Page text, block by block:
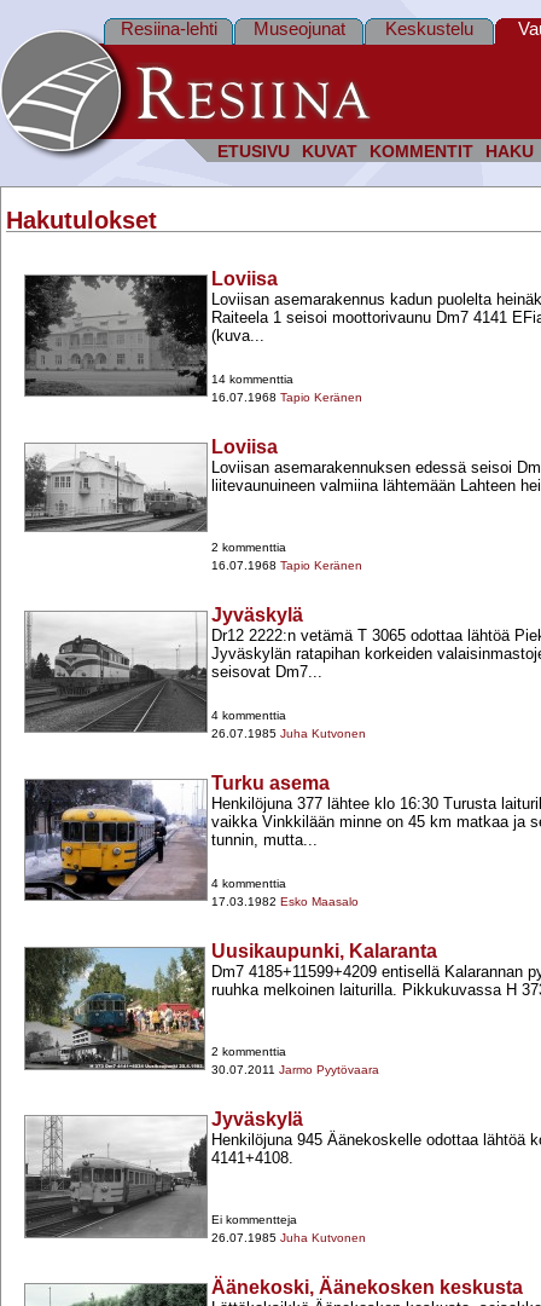
ETUSIVU KUVAT KOMMENTIT HAKU
Resiina-lehti Museojunat Keskustelu
Hakutulokset
Loviisa
Loviisan asemarakennus kadun puolelta
Raiteela 1 seisoi moottorivaunu Dm7 4141
(kuva...
14 kommenttia
16.07.1968 Tapio Keränen
Loviisa
Loviisan asemarakennuksen edessä seisoi
liitevaunuineen valmiina lähtemään Lahteen
2 kommenttia
16.07.1968 Tapio Keränen
Jyväskylä
Dr12 2222:n vetämä T 3065 odottaa lähtöä
Jyväskylän ratapihan korkeiden
seisovat Dm7...
4 kommenttia
26.07.1985 Juha Kutvonen
Turku asema
Henkilöjuna 377 lähtee klo 16:30 Turusta
vaikka Vinkkilään minne on 45 km matkaa ja
tunnin, mutta...
4 kommenttia
17.03.1982 Esko Maasalo
Uusikaupunki, Kalaranta
Dm7 4185+​11599+​4209 entisellä Kalarannan
ruuhka melkoinen laiturilla. Pikkukuvassa H
2 kommenttia
30.07.2011 Jarmo Pyytövaara
Jyväskylä
Henkilöjuna 945 Äänekoskelle odottaa lähtöä
4141+​4108.
Ei kommentteja
26.07.1985 Juha Kutvonen
Äänekoski, Äänekosken keskusta